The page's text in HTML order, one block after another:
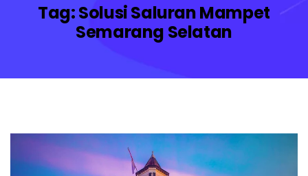
Tag:Solusi Saluran Mampet
Semarang Selatan